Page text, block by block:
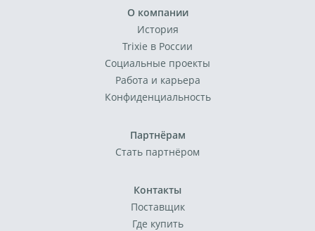
О компании
История
Trixie в России
Социальные проекты
Работа и карьера
Конфиденциальность
Партнёрам
Стать партнёром
Контакты
Поставщик
Где купить